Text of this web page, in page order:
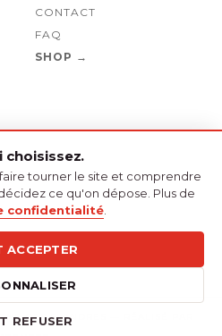
CONTACT
FAQ
SHOP →
COOKIES
DES FLANDRES — RÉALISÉ PAR
choisissez.
tourner le site et comprendre
ce qu'on dépose. Plus de
confidentialité
REFUSER
ACCEPTER